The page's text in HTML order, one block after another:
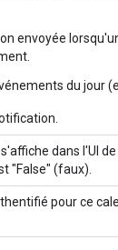
envoyée
du jour
dans l'UI de
"False" (faux).
pour ce